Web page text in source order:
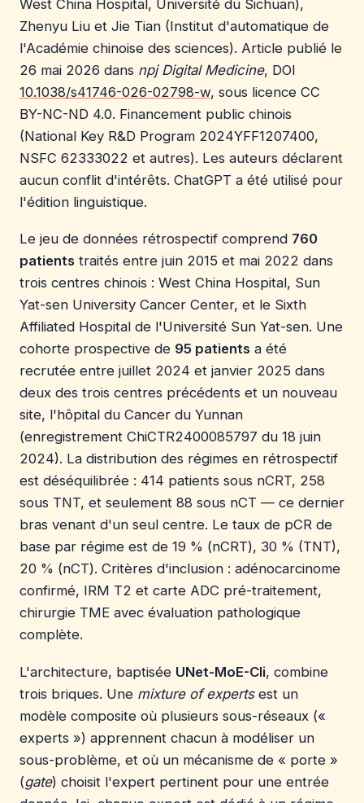
West China Hospital, Université du Sichuan),
Zhenyu Liu et Jie Tian (Institut d'automatique de
l'Académie chinoise des sciences). Article publié le
26 mai 2026 dans npj Digital Medicine, DOI
10.1038/s41746-026-02798-w, sous licence CC
BY-NC-ND 4.0. Financement public chinois
(National Key R&D Program 2024YFF1207400,
NSFC 62333022 et autres). Les auteurs déclarent
aucun conflit d'intérêts. ChatGPT a été utilisé pour
l'édition linguistique.
Le jeu de données rétrospectif comprend 760
patients traités entre juin 2015 et mai 2022 dans
trois centres chinois : West China Hospital, Sun
Yat-sen University Cancer Center, et le Sixth
Affiliated Hospital de l'Université Sun Yat-sen. Une
cohorte prospective de 95 patients a été
recrutée entre juillet 2024 et janvier 2025 dans
deux des trois centres précédents et un nouveau
site, l'hôpital du Cancer du Yunnan
(enregistrement ChiCTR2400085797 du 18 juin
2024). La distribution des régimes en rétrospectif
est déséquilibrée : 414 patients sous nCRT, 258
sous TNT, et seulement 88 sous nCT — ce dernier
bras venant d'un seul centre. Le taux de pCR de
base par régime est de 19 % (nCRT), 30 % (TNT),
20 % (nCT). Critères d'inclusion : adénocarcinome
confirmé, IRM T2 et carte ADC pré-traitement,
chirurgie TME avec évaluation pathologique
complète.
L'architecture, baptisée UNet-MoE-Cli, combine
trois briques. Une mixture of expertsest un
modèle composite où plusieurs sous-réseaux («
experts ») apprennent chacun à modéliser un
sous-problème, et où un mécanisme de « porte »
(gate) choisit l'expert pertinent pour une entrée